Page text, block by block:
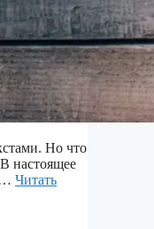
Но что
настоящее
… Читать